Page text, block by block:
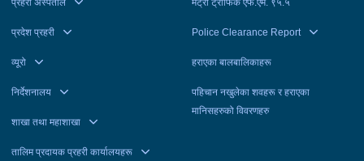
प्रहरी अस्पताल
प्रदेश प्रहरी
व्यूरो
निर्देशनालय
शाखा तथा महाशाखा
तालिम प्रदायक प्रहरी कार्यालयहरू
मेट्रो ट्राफिक एफ.एम. ९५.५
Police Clearance Report
हराएका बालबालिकाहरू
पहिचान नखुलेका शवहरू र हराएका
मानिसहरुको विवरणहरु